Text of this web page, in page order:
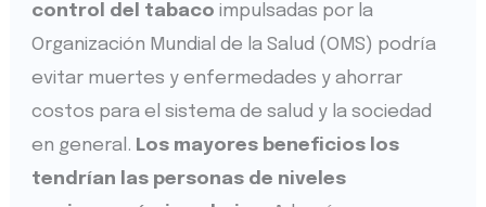
control del tabaco impulsadas por la
Organización Mundial de la Salud (OMS) podría
evitar muertes y enfermedades y ahorrar
costos para el sistema de salud y la sociedad
en general. Los mayores beneficios los
tendrían las personas de niveles